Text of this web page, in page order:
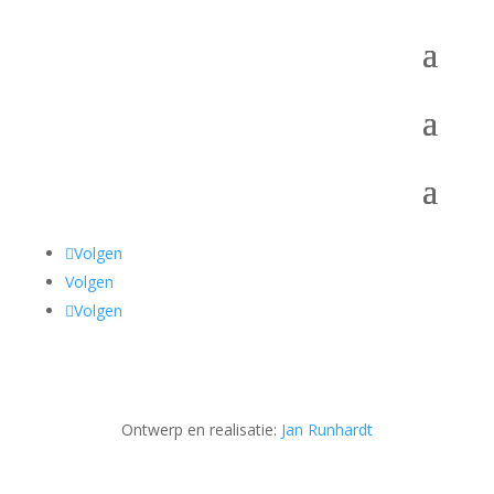
Volgen
Volgen
Volgen
Ontwerp en realisatie: Jan Runhardt